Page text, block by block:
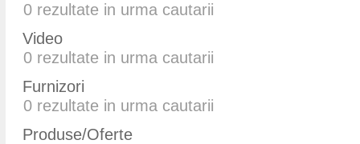
0 rezultate in urma cautarii
Video
0 rezultate in urma cautarii
Furnizori
0 rezultate in urma cautarii
Produse/Oferte